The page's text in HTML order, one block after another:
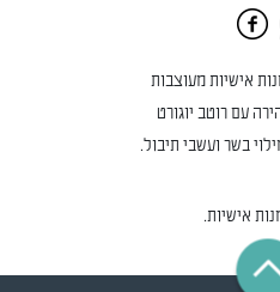
אישיות מעוצבות
עם רוטב יוגורט
בשר ועשבי תיבול.
אישיות.